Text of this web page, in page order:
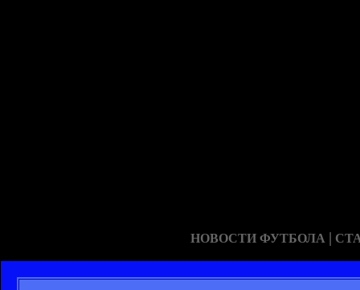
НОВОСТИ ФУТБОЛА |